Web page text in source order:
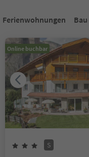
Ferienwohnungen
Online buchbar
Sterne
S